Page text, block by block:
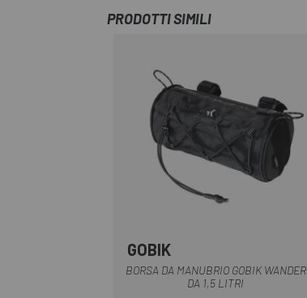
PRODOTTI SIMILI
GOBIK
BORSA DA MANUBRIO GOBIK WANDER
DA 1,5 LITRI